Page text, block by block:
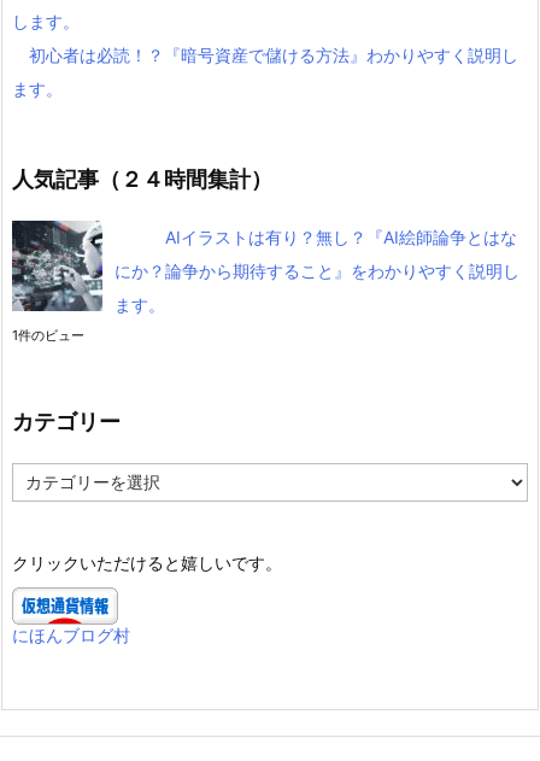
します。
初心者は必読！？『暗号資産で儲ける方法』わかりやすく説明し
ます。
人気記事（２４時間集計）
AIイラストは有り？無し？『AI絵師論争とはな
にか？論争から期待すること』をわかりやすく説明し
ます。
1件のビュー
カテゴリー
テ
ー
クリックいただけると嬉しいです。
にほんブログ村